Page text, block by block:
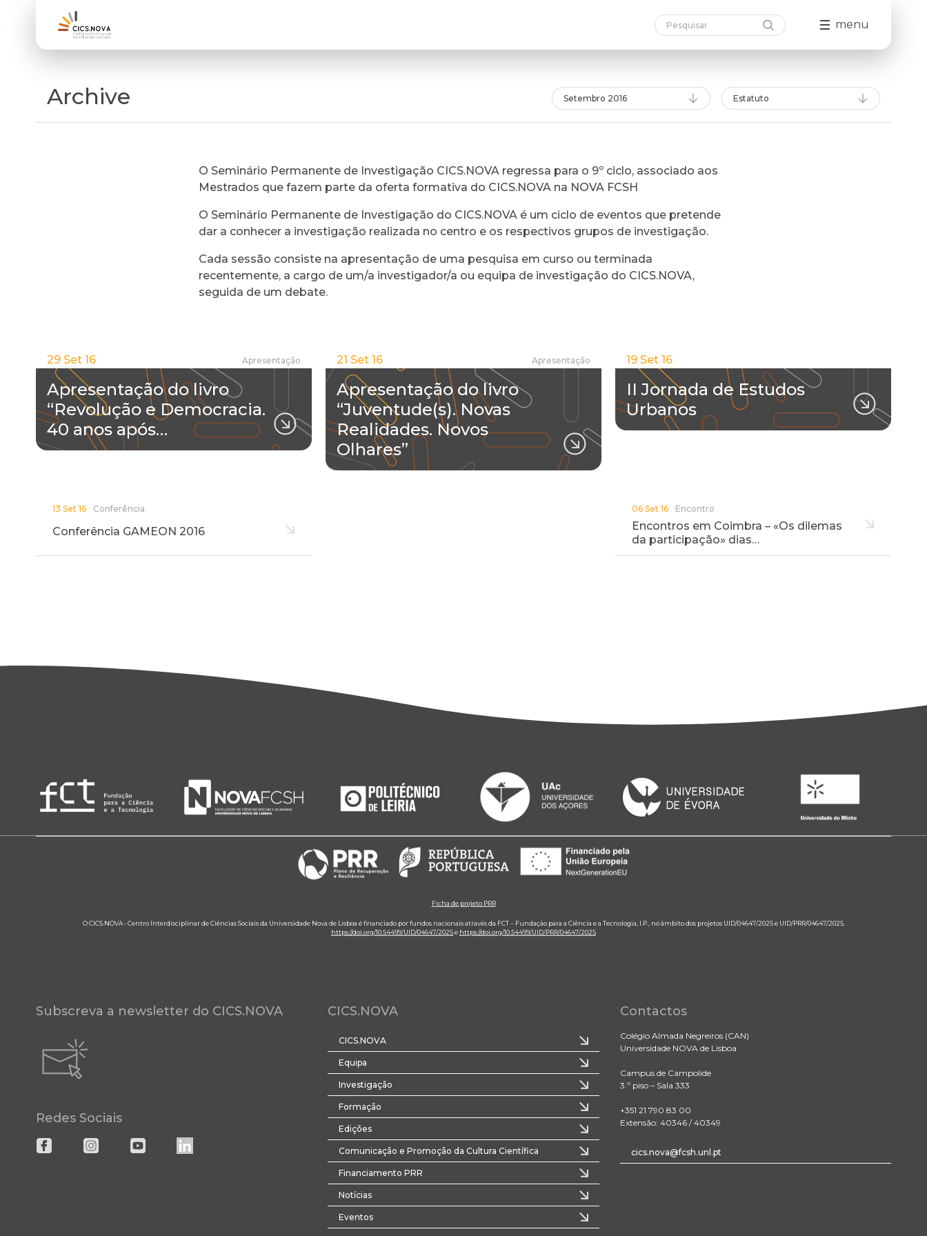
menu
Archive Setembro 2016 Estatuto
O Seminário Permanente de Investigação CICS.NOVA regressa para o 9º ciclo, associado aos
Mestrados que fazem parte da oferta formativa do CICS.NOVA na NOVA FCSH
O Seminário Permanente de Investigação do CICS.NOVA é um ciclo de eventos que pretende
dar a conhecer a investigação realizada no centro e os respectivos grupos de investigação.
Cada sessão consiste na apresentação de uma pesquisa em curso ou terminada
recentemente, a cargo de um/a investigador/a ou equipa de investigação do CICS.NOVA,
seguida de um debate.
29 Set 16 Apresentação
Apresentação do livro
“Revolução e Democracia.
40 anos após…
21 Set 16 Apresentação
Apresentação do livro
“Juventude(s). Novas
Realidades. Novos
Olhares”
19 Set 16
II Jornada de Estudos
Urbanos
13 Set 16 Conferência
Conferência GAMEON 2016
06 Set 16 Encontro
Encontros em Coimbra – «Os dilemas
da participação» dias…
Ficha de projeto PRR
O CICS.NOVA - Centro Interdisciplinar de Ciências Sociais da Universidade Nova de Lisboa é financiado por fundos nacionais através da FCT – Fundação para a Ciência e a Tecnologia, I.P., no âmbito dos projetos UID/04647/2025 e UID/PRR/04647/2025.
https://doi.org/10.54499/UID/04647/2025e https://doi.org/10.54499/UID/PRR/04647/2025
Subscreva a newsletter do CICS.NOVA
Redes Sociais
CICS.NOVA
CICS.NOVA
Equipa
Investigação
Formação
Edições
Comunicação e Promoção da Cultura Científica
Financiamento PRR
Notícias
Eventos
Contactos
Colégio Almada Negreiros (CAN)
Universidade NOVA de Lisboa
Campus de Campolide
3.º piso – Sala 333
+351 21 790 83 00
Extensão: 40346 / 40349
cics.nova@fcsh.unl.pt